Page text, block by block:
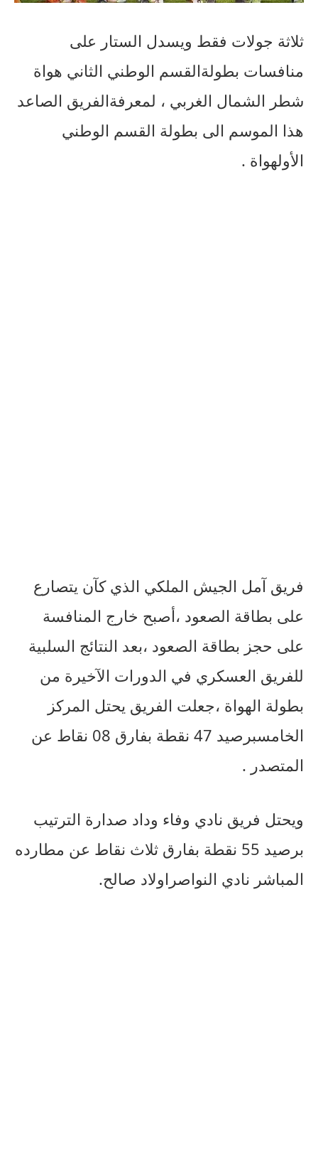
ثلاثة جولات فقط ويسدل الستار على
منافسات بطولةالقسم الوطني الثاني هواة
شطر الشمال الغربي ، لمعرفةالفريق الصاعد
هذا الموسم الى بطولة القسم الوطني
الأولهواة .
فريق آمل الجيش الملكي الذي كآن يتصارع
على بطاقة الصعود ،أصبح خارج المنافسة
على حجز بطاقة الصعود ،بعد النتائج السلبية
للفريق العسكري في الدورات الآخيرة من
بطولة الهواة ،جعلت الفريق يحتل المركز
الخامسبرصيد نقطة بفارق نقاط عن
المتصدر .
ويحتل فريق نادي وفاء وداد صدارة الترتيب
برصيد
نقطة بفارق ثلاث نقاط عن مطارده
المباشر نادي النواصر اولاد صالح.